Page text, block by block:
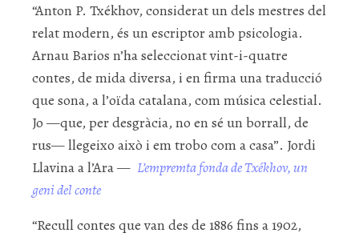
“Anton P. Txékhov, considerat un dels mestres del
relat modern, és un escriptor amb psicologia.
Arnau Barios n’ha seleccionat vint-i-quatre
contes, de mida diversa, i en firma una traducció
que sona, a l’oïda catalana, com música celestial.
Jo —que, per desgràcia, no en sé un borrall, de
rus— llegeixo això i em trobo com a casa”. Jordi
Llavina a l’Ara — L’empremta fonda de Txékhov, un
geni del conte
“Recull contes que van des de 1886 fins a 1902,